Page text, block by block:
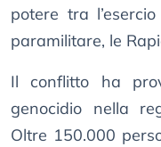
potere tra
paramilitare, le
Il conflitto ha
genocidio nella
Oltre 150.000